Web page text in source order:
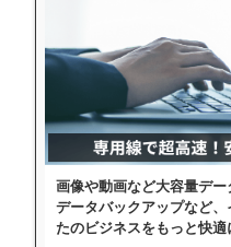
画像や動画など大容量デー
データバックアップなど
たのビジネスをもっと快適